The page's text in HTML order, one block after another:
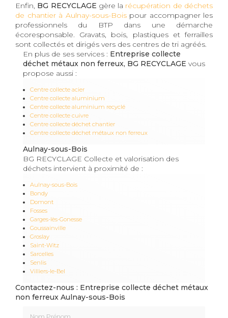
Enfin, BG RECYCLAGE gère la récupération de déchets
de chantier à Aulnay-sous-Boispour accompagner les
professionnels du BTP dans une démarche
écoresponsable. Gravats, bois, plastiques et ferrailles
sont collectés et dirigés vers des centres de tri agréés.
En plus de ses services : Entreprise collecte
déchet métaux non ferreux, BG RECYCLAGE vous
propose aussi :
Centre collecte acier
Centre collecte aluminium
Centre collecte aluminium recyclé
Centre collecte cuivre
Centre collecte déchet chantier
Centre collecte déchet métaux non ferreux
Aulnay-sous-Bois
BG RECYCLAGE Collecte et valorisation des
déchets intervient à proximité de :
Aulnay-sous-Bois
Bondy
Domont
Fosses
Garges-lès-Gonesse
Goussainville
Groslay
Saint-Witz
Sarcelles
Senlis
Villiers-le-Bel
Contactez-nous : Entreprise collecte déchet métaux
non ferreux Aulnay-sous-Bois